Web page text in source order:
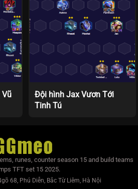
Vũ
Đội hình Jax Vươn Tới
Tinh Tú
runes, counter season 15 and build teams
TFT set 15 2025.
68, Phú Diễn, Bắc Từ Liêm, Hà Nội